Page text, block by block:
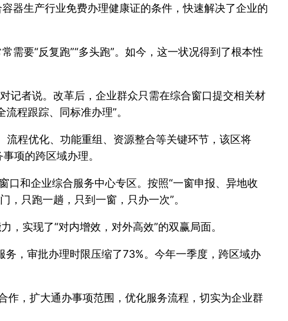
器生产行业免费办理健康证的条件，快速解决了企业的
要“反复跑”“多头跑”。如今，这一状况得到了根本性
记者说。改革后，企业群众只需在综合窗口提交相关材
程跟踪、同标准办理”。
程优化、功能重组、资源整合等关键环节，该区将
项的跨区域办理。
和企业综合服务中心专区。按照“一窗申报、异地收
只跑一趟，只到一窗，只办一次”。
实现了“对内增效，对外高效”的双赢局面。
，审批办理时限压缩了73%。今年一季度，跨区域办
作，扩大通办事项范围，优化服务流程，切实为企业群